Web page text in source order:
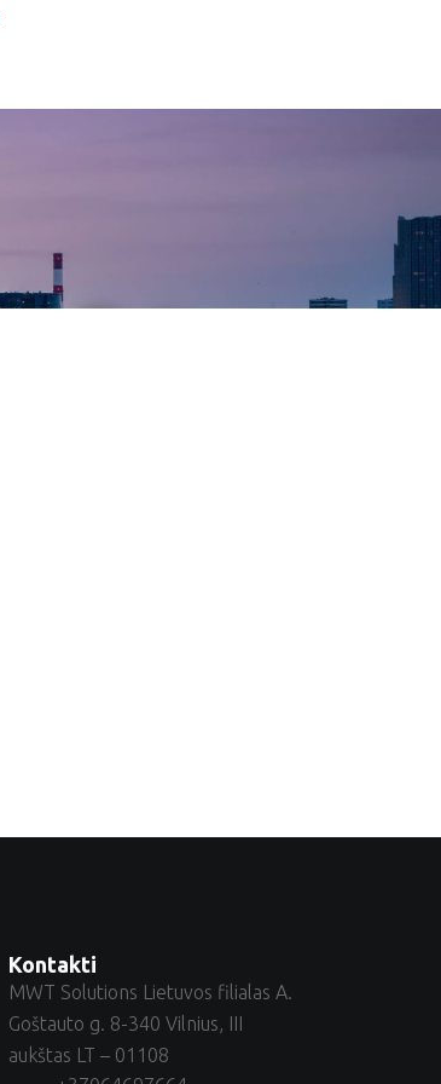
Kontakti
MWT Solutions Lietuvos filialas A.
Goštauto g. 8-340 Vilnius, III
aukštas LT – 01108